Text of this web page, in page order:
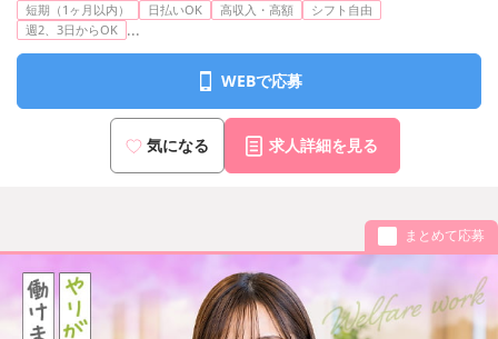
短期（1ヶ月以内） 日払いOK 高収入・高額
シフト自由
週2、3日からOK ...
WEBで応募
気になる 求人詳細を見る
まとめて応募